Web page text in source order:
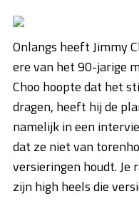
Onlangs heeft Jimmy
ere van het 90-jarige
Choo hoopte dat het
dragen, heeft hij de
namelijk in een
dat ze niet van
versieringen houdt. Je
zijn high heels die